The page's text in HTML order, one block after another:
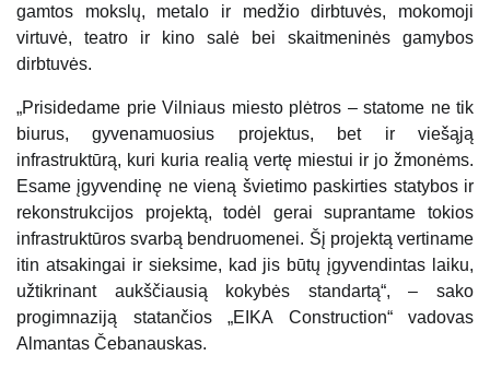
gamtos mokslų, metalo ir medžio dirbtuvės, mokomoji
virtuvė, teatro ir kino salė bei skaitmeninės gamybos
dirbtuvės.
„Prisidedame prie Vilniaus miesto plėtros – statome ne tik
biurus, gyvenamuosius projektus, bet ir viešąją
infrastruktūrą, kuri kuria realią vertę miestui ir jo žmonėms.
Esame įgyvendinę ne vieną švietimo paskirties statybos ir
rekonstrukcijos projektą, todėl gerai suprantame tokios
infrastruktūros svarbą bendruomenei. Šį projektą vertiname
itin atsakingai ir sieksime, kad jis būtų įgyvendintas laiku,
užtikrinant aukščiausią kokybės standartą“, – sako
progimnaziją statančios „EIKA Construction“ vadovas
Almantas Čebanauskas.